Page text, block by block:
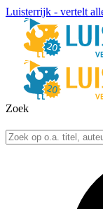
Luisterrijk - vertelt
Zoek